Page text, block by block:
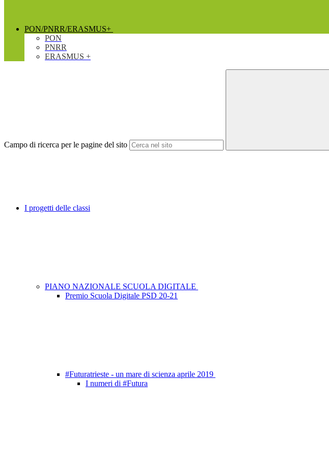
PON/PNRR/ERASMUS+
PON
PNRR
ERASMUS +
Campo di ricerca per le pagine del sito
I progetti delle classi
PIANO NAZIONALE SCUOLA DIGITALE
Premio Scuola Digitale PSD 20-21
#Futuratrieste - un mare di scienza aprile 2019
I numeri di #Futura